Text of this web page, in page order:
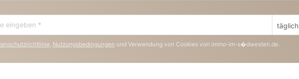
täglich
, Nutzungsbedingungen und Verwendung von Cookies von immo-im-s�dwesten.de.